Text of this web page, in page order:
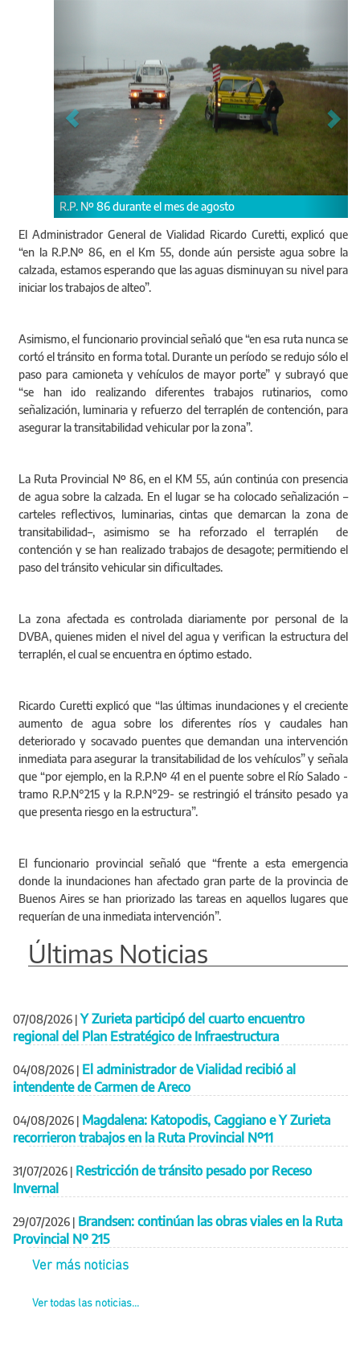
R.P. Nº 86 durante el mes de agosto
El Administrador General de Vialidad Ricardo Curetti, explicó que
“en la R.P.Nº 86, en el Km 55, donde aún persiste agua sobre la
calzada, estamos esperando que las aguas disminuyan su nivel para
iniciar los trabajos de alteo”.
Asimismo, el funcionario provincial señaló que “en esa ruta nunca se
cortó el tránsito en forma total. Durante un período se redujo sólo el
paso para camioneta y vehículos de mayor porte” y subrayó que
“se han ido realizando diferentes trabajos rutinarios, como
señalización, luminaria y refuerzo del terraplén de contención, para
asegurar la transitabilidad vehicular por la zona”.
La Ruta Provincial Nº 86, en el KM 55, aún continúa con presencia
de agua sobre la calzada. En el lugar se ha colocado señalización –
carteles reflectivos, luminarias, cintas que demarcan la zona de
transitabilidad–, asimismo se ha reforzado el terraplén de
contención y se han realizado trabajos de desagote; permitiendo el
paso del tránsito vehicular sin dificultades.
La zona afectada es controlada diariamente por personal de la
DVBA, quienes miden el nivel del agua y verifican la estructura del
terraplén, el cual se encuentra en óptimo estado.
Ricardo Curetti explicó que “las últimas inundaciones y el creciente
aumento de agua sobre los diferentes ríos y caudales han
deteriorado y socavado puentes que demandan una intervención
inmediata para asegurar la transitabilidad de los vehículos” y señala
que “por ejemplo, en la R.P.Nº 41 en el puente sobre el Río Salado -
tramo R.P.N°215 y la R.P.N°29- se restringió el tránsito pesado ya
que presenta riesgo en la estructura”.
El funcionario provincial señaló que “frente a esta emergencia
donde la inundaciones han afectado gran parte de la provincia de
Buenos Aires se han priorizado las tareas en aquellos lugares que
requerían de una inmediata intervención”.
Últimas Noticias
07/08/2026 | Y Zurieta participó del cuarto encuentro
regional del Plan Estratégico de Infraestructura
04/08/2026 | El administrador de Vialidad recibió al
intendente de Carmen de Areco
04/08/2026 | Magdalena: Katopodis, Caggiano e Y Zurieta
recorrieron trabajos en la Ruta Provincial Nº11
31/07/2026 | Restricción de tránsito pesado por Receso
Invernal
29/07/2026 | Brandsen: continúan las obras viales en la Ruta
Provincial Nº 215
Ver más noticias
Ver todas las noticias...